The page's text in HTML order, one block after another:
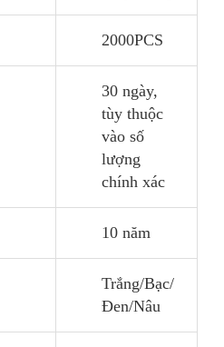
2000PCS
30 ngày,
tùy thuộc
vào số
lượng
chính xác
10 năm
Trắng/Bạc/
Đen/Nâu